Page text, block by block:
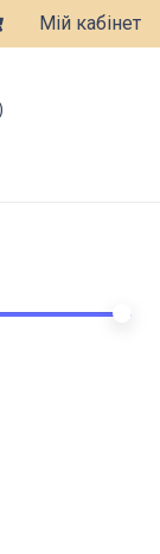
Мій кабінет